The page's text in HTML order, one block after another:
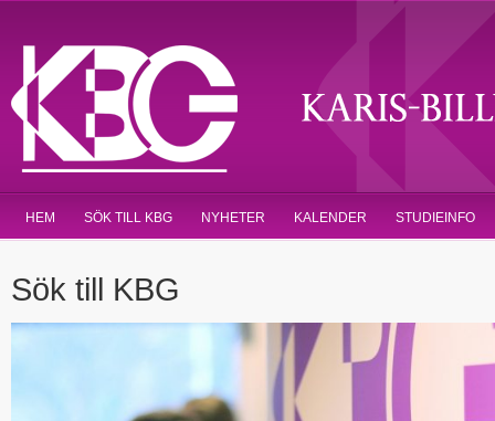
HEM SÖK TILL KBG NYHETER KALENDER STUDIEINFO
Sök till KBG